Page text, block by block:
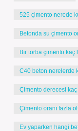
525 çimento nerede
Betonda su çimento
Bir torba çimento kaç
C40 beton nerelerde
Çimento derecesi kaç
Çimento oranı fazla
Ev yaparken hangi